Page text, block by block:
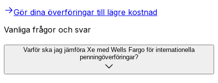
Gör dina överföringar till lägre kostnad
Vanliga frågor och svar
Varför ska jag jämföra Xe med Wells Fargo för internationella
penningöverföringar?